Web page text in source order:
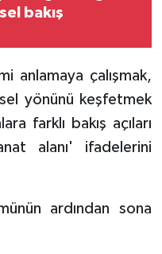
bakış
anlamaya çalışmak,
yönünü keşfetmek
farklı bakış açıları
alanı' ifadelerini
ardından sona